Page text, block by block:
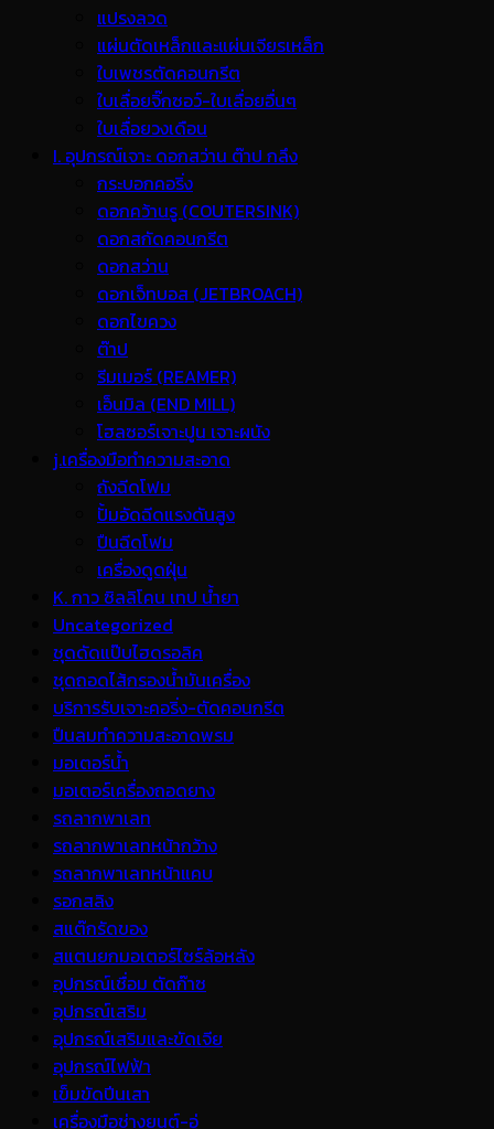
แปรงลวด
แผ่นตัดเหล็กและแผ่นเจียรเหล็ก
ใบเพชรตัดคอนกรีต
ใบเลื่อยจิ๊กซอว์-ใบเลื่อยอื่นๆ
ใบเลื่อยวงเดือน
I. อุปกรณ์เจาะ ดอกสว่าน ต๊าป กลึง
กระบอกคอริ่ง
ดอกคว้านรู (COUTERSINK)
ดอกสกัดคอนกรีต
ดอกสว่าน
ดอกเจ็ทบอส (JETBROACH)
ดอกไขควง
ต๊าป
รีมเมอร์ (REAMER)
เอ็นมิล (END MILL)
โฮลซอร์เจาะปูน เจาะผนัง
j.เครื่องมือทำความสะอาด
ถังฉีดโฟม
ปั้มอัดฉีดแรงดันสูง
ปืนฉีดโฟม
เครื่องดูดฝุ่น
K. กาว ซิลลิโคน เทป น้ำยา
Uncategorized
ชุดดัดแป๊บไฮดรอลิค
ชุดถอดไส้กรองน้ำมันเครื่อง
บริการรับเจาะคอริ่ง-ตัดคอนกรีต
ปืนลมทำความสะอาดพรม
มอเตอร์น้ำ
มอเตอร์เครื่องถอดยาง
รถลากพาเลท
รถลากพาเลทหน้ากว้าง
รถลากพาเลทหน้าแคบ
รอกสลิง
สแต๊กรัดของ
สแตนยกมอเตอร์ไซร์ล้อหลัง
อุปกรณ์เชื่อม ตัดก๊าซ
อุปกรณ์เสริม
อุปกรณ์เสริมและขัดเจีย
อุปกรณ์ไฟฟ้า
เข็มขัดปีนเสา
เครื่องมือช่างยนต์-อู่